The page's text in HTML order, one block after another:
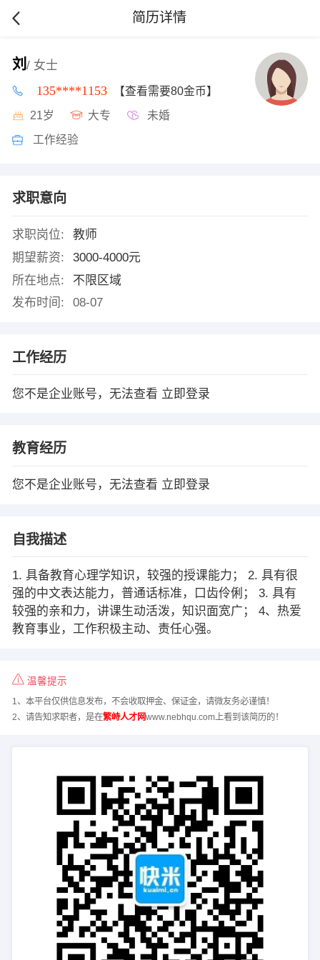
简历详情
刘 / 女士
135****1153 【查看需要80金币】
21岁 大专 未婚
工作经验
求职意向
求职岗位:
教师
期望薪资:
3000-4000元
所在地点:
不限区域
发布时间:
08-07
工作经历
您不是企业账号，无法查看 立即登录
教育经历
您不是企业账号，无法查看 立即登录
自我描述
1. 具备教育心理学知识，较强的授课能力； 2. 具有很
强的中文表达能力，普通话标准，口齿伶俐； 3. 具有
较强的亲和力，讲课生动活泼，知识面宽广； 4、热爱
教育事业，工作积极主动、责任心强。
温馨提示
1、本平台仅供信息发布，不会收取押金、保证金，请微友务必谨慎！
2、请告知求职者，是在繁峙人才网www.nebhqu.com上看到该简历的！